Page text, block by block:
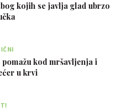
kojih se javlja glad ubrzo
kod mršavljenja i
u krvi